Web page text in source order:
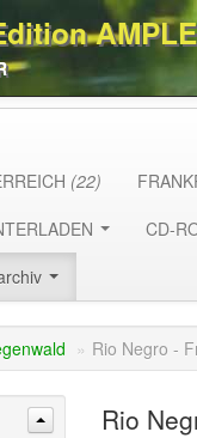
AMPLE
(22)
CD-
» Rio Negro -
Rio